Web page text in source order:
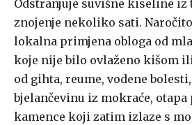
Odstranjuje suvišne kiseline
znojenje nekoliko sati.
lokalna primjena obloga od
koje nije bilo ovlaženo kišom
od gihta, reume, vodene
bjelančevinu iz mokraće, otapa
kamence koji zatim izlaze s